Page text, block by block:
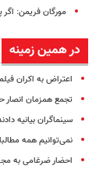
مورگان فریمن:
در همین زمینه
اعتراض به اکران
تجمع همزمان انصار
سینماگران بیانیه
نمی‌توانیم همه
احضار ضرغامی به